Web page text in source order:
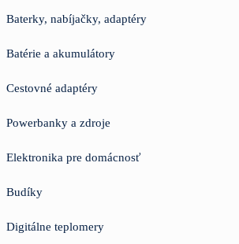
Baterky, nabíjačky, adaptéry
Batérie a akumulátory
Cestovné adaptéry
Powerbanky a zdroje
Elektronika pre domácnosť
Budíky
Digitálne teplomery